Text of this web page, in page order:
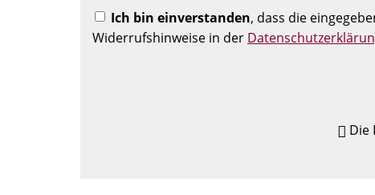
Ich bin einverstanden, dass die
Widerrufshinweise in der
Die